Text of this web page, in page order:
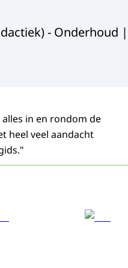
-
in en rondom de
heel veel aandacht